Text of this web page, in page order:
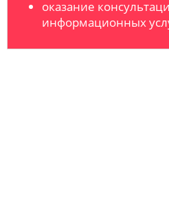
оказание
информационных